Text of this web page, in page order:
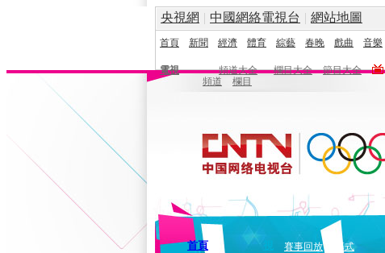
央視網 | 中國網絡電視台 | 網站地圖
首頁 新聞 經濟 體育 綜藝 春晚 戲曲 音樂
電視 頻道大全 欄目大全 節目大全
頻道
欄目
首頁
賽事回放
開幕式